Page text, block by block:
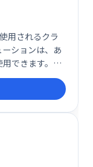
用されるクラ
ションは、あ
できます。ま
Excel / CSVフ
のMember
て新しいグラフ